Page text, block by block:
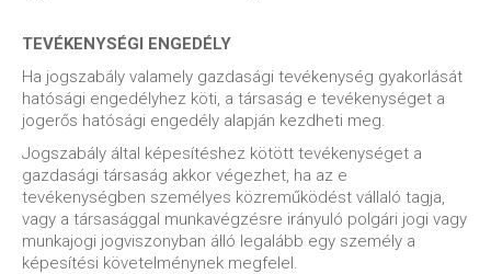
TEVÉKENYSÉGI ENGEDÉLY
Ha jogszabály valamely gazdasági tevékenység gyakorlását
hatósági engedélyhez köti, a társaság e tevékenységet a
jogerős hatósági engedély alapján kezdheti meg.
Jogszabály által képesítéshez kötött tevékenységet a
gazdasági társaság akkor végezhet, ha az e
tevékenységben személyes közreműködést vállaló tagja,
vagy a társasággal munkavégzésre irányuló polgári jogi vagy
munkajogi jogviszonyban álló legalább egy személy a
képesítési követelménynek megfelel.